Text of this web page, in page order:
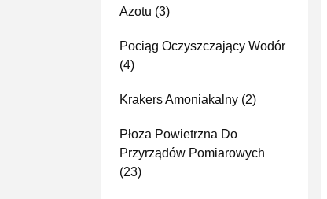
Azotu (3)
Pociąg Oczyszczający Wodór
(4)
Krakers Amoniakalny (2)
Płoza Powietrzna Do
Przyrządów Pomiarowych
(23)